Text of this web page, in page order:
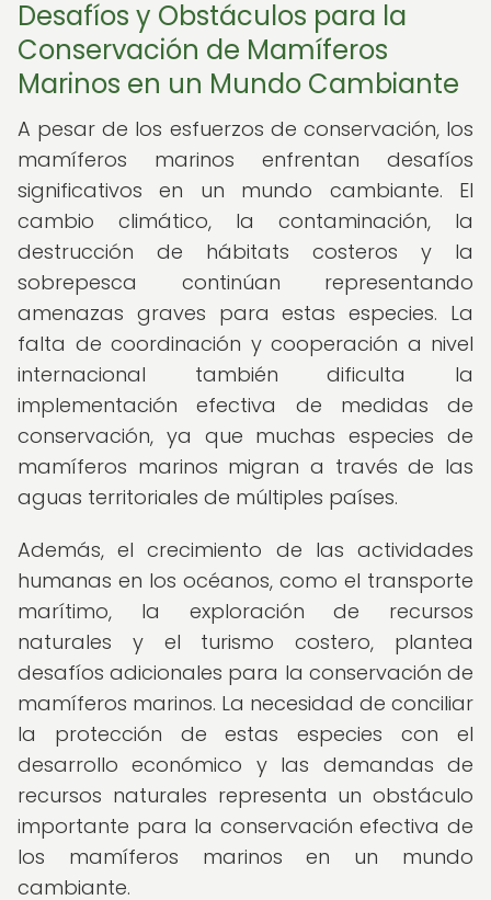
Desafíos y Obstáculos para la
Conservación de Mamíferos
Marinos en un Mundo Cambiante
A pesar de los esfuerzos de conservación, los
mamíferos marinos enfrentan desafíos
significativos en un mundo cambiante. El
cambio climático, la contaminación, la
destrucción de hábitats costeros y la
sobrepesca continúan representando
amenazas graves para estas especies. La
falta de coordinación y cooperación a nivel
internacional también dificulta la
implementación efectiva de medidas de
conservación, ya que muchas especies de
mamíferos marinos migran a través de las
aguas territoriales de múltiples países.
Además, el crecimiento de las actividades
humanas en los océanos, como el transporte
marítimo, la exploración de recursos
naturales y el turismo costero, plantea
desafíos adicionales para la conservación de
mamíferos marinos. La necesidad de conciliar
la protección de estas especies con el
desarrollo económico y las demandas de
recursos naturales representa un obstáculo
importante para la conservación efectiva de
los mamíferos marinos en un mundo
cambiante.